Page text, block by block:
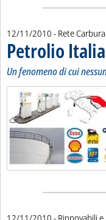
12/11/2010 - Rete
Petrolio
Un fenomeno di cui